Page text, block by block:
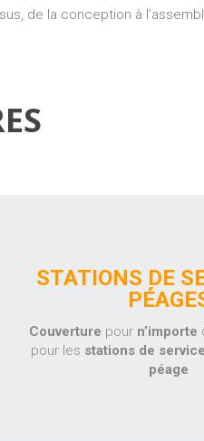
de la conception à
STATIONS DE
Couverture pour n’importe
pour les stations de service
péage